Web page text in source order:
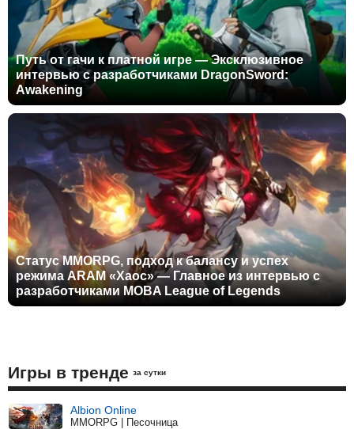
Путь от гачи к платной игре — Эксклюзивное
интервью с разработчиками DragonSword:
Awakening
Статус MMORPG, подход к балансу и успех
режима ARAM «Хаос» — Главное из интервью с
разработчиками MOBA League of Legends
Игры в тренде за сутки
Albion Online
MMORPG | Песочница